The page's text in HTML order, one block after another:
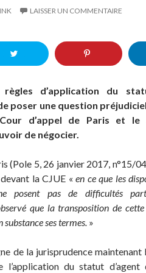
LAISSER UN COMMENTAIRE
d’application du
poser une question
d’appel de Paris et
de négocier.
(Pole 5, 26 janvier 2017, n°15/
la CJUE « en ce que les
posent pas de difficultés
que la transposition de
ses termes. »
de la jurisprudence maintenant
l’application du statut d’agent